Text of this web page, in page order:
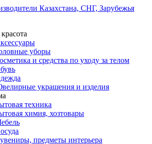
уборы
и средства по уходу за телом
украшения и изделия
техника
химия, хозтовары
предметы интерьера